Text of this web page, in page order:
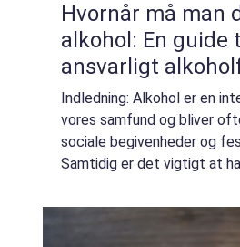
Hvornår må man
alkohol: En guide
ansvarligt
Indledning: Alkohol er en
vores samfund og bliver
sociale begivenheder og
Samtidig er det vigtigt at
sikkert at drikke alkohol.